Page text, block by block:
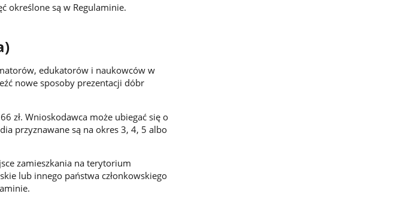
określone są w Regulaminie.
edukatorów i naukowców w
nowe sposoby prezentacji dóbr
zł. Wnioskodawca może ubiegać się o
przyznawane są na okres 3, 4, 5 albo
zamieszkania na terytorium
lub innego państwa członkowskiego